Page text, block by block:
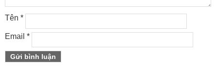
Tên *
Email *